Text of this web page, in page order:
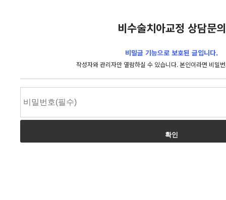
비수술치아교정 상담문의
비밀글 기능으로 보호된 글입니다.
작성자와 관리자만 열람하실 수 있습니다. 본인이라면 비밀